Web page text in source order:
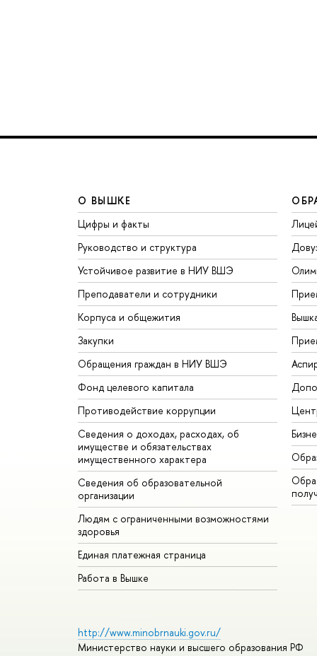
О ВЫШКЕ
Цифры и факты
Руководство и структура
Устойчивое развитие в НИУ ВШЭ
Преподаватели и сотрудники
Корпуса и общежития
Закупки
Обращения граждан в НИУ ВШЭ
Фонд целевого капитала
Противодействие коррупции
Сведения о доходах, расходах, об
имуществе и обязательствах
имущественного характера
Сведения об образовательной
организации
Людям с ограниченными возможностями
здоровья
Единая платежная страница
Работа в Вышке
http://www.minobrnauki.gov.ru/
Министерство науки и высшего образования РФ